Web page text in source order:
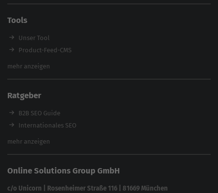
Enterprise SEO Agentur
Workshops
Tools
Unser Tool
Product-Feed-CMS
Website Analyse
Backlink-Check
Ladezeiten-Check
Brand Protection Tool
Website SEO Check
feed2content.ai
mehr anzeigen
Ratgeber
B2B SEO Guide
Internationales SEO
eCommerce SEO
In ChatGPT gefunden werden
Linkbuilding 2025
mehr anzeigen
Online Solutions Group GmbH
c/o Unicorn | Rosenheimer Straße 116 | 81669 München